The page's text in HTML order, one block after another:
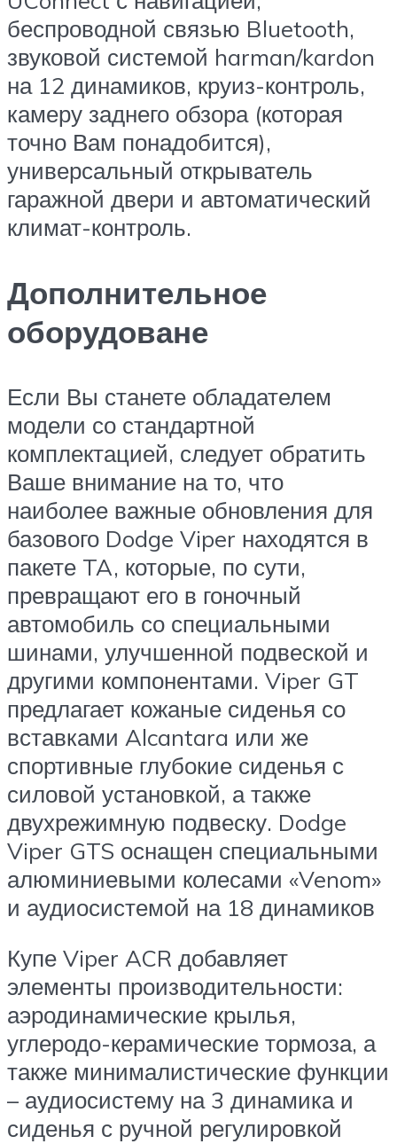
беспроводной связью Bluetooth,
звуковой системой harman/kardon
на 12 динамиков, круиз-контроль,
камеру заднего обзора (которая
точно Вам понадобится),
универсальный открыватель
гаражной двери и автоматический
климат-контроль.
Дополнительное
оборудоване
Если Вы станете обладателем
модели со стандартной
комплектацией, следует обратить
Ваше внимание на то, что
наиболее важные обновления для
базового Dodge Viper находятся в
пакете TA, которые, по сути,
превращают его в гоночный
автомобиль со специальными
шинами, улучшенной подвеской и
другими компонентами. Viper GT
предлагает кожаные сиденья со
вставками Alcantara или же
спортивные глубокие сиденья с
силовой установкой, а также
двухрежимную подвеску. Dodge
Viper GTS оснащен специальными
алюминиевыми колесами «Venom»
и аудиосистемой на 18 динамиков
Купе Viper ACR добавляет
элементы производительности:
аэродинамические крылья,
углеродо-керамические тормоза, а
также минималистические функции
– аудиосистему на 3 динамика и
сиденья с ручной регулировкой